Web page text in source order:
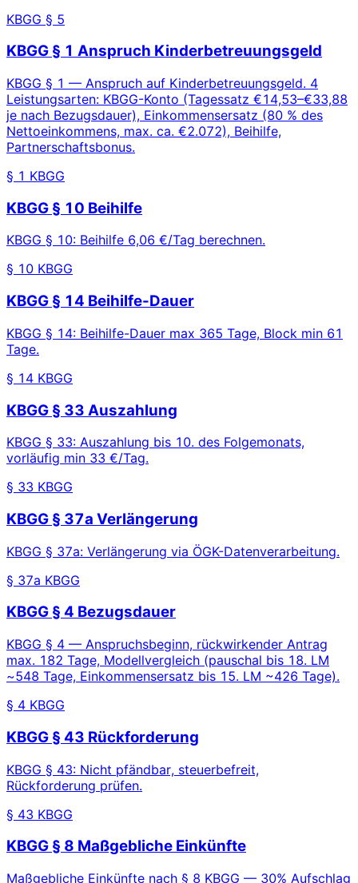
KBGG § 5
KBGG § 1 Anspruch Kinderbetreuungsgeld
KBGG § 1 — Anspruch auf Kinderbetreuungsgeld. 4
Leistungsarten: KBGG-Konto (Tagessatz €14,53–€33,88
je nach Bezugsdauer), Einkommensersatz (80 % des
Nettoeinkommens, max. ca. €2.072), Beihilfe,
Partnerschaftsbonus.
§ 1 KBGG
KBGG § 10 Beihilfe
KBGG § 10: Beihilfe 6,06 €/Tag berechnen.
§ 10 KBGG
KBGG § 14 Beihilfe-Dauer
KBGG § 14: Beihilfe-Dauer max 365 Tage, Block min 61
Tage.
§ 14 KBGG
KBGG § 33 Auszahlung
KBGG § 33: Auszahlung bis 10. des Folgemonats,
vorläufig min 33 €/Tag.
§ 33 KBGG
KBGG § 37a Verlängerung
KBGG § 37a: Verlängerung via ÖGK-Datenverarbeitung.
§ 37a KBGG
KBGG § 4 Bezugsdauer
KBGG § 4 — Anspruchsbeginn, rückwirkender Antrag
max. 182 Tage, Modellvergleich (pauschal bis 18. LM
~548 Tage, Einkommensersatz bis 15. LM ~426 Tage).
§ 4 KBGG
KBGG § 43 Rückforderung
KBGG § 43: Nicht pfändbar, steuerbefreit,
Rückforderung prüfen.
§ 43 KBGG
KBGG § 8 Maßgebliche Einkünfte
Maßgebliche Einkünfte nach § 8 KBGG — 30% Aufschlag